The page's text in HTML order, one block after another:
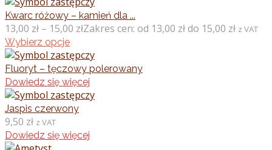
Kwarc różowy – kamień dla ...
13,00 zł – 15,00 złZakres cen: od 13,00 zł do 15,00 zł z VAT
Wybierz opcje
Fluoryt – tęczowy polerowany
Dowiedz się więcej
Jaspis czerwony
9,50 zł z VAT
Dowiedz się więcej